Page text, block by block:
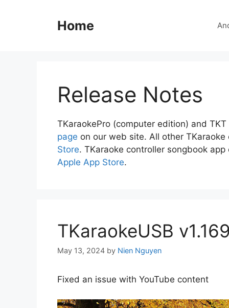
Home
Release Notes
TKaraokePro (computer edition) and
page on our web site. All other
Store. TKaraoke controller songbook
Apple App Store.
TKaraokeUSB
May 13, 2024 by Nien Nguyen
Fixed an issue with YouTube content